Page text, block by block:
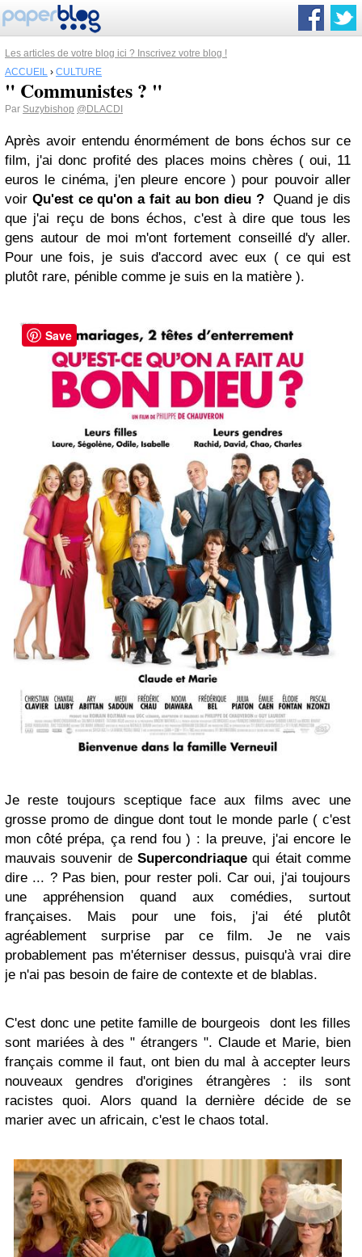
Les articles de votre blog ici ? Inscrivez votre blog !
ACCUEIL › CULTURE
" Communistes ? "
Par Suzybishop @DLACDI
Après avoir entendu énormément de bons échos sur ce
film, j'ai donc profité des places moins chères ( oui, 11
euros le cinéma, j'en pleure encore ) pour pouvoir aller
voir Qu'est ce qu'on a fait au bon dieu ? Quand je dis
que j'ai reçu de bons échos, c'est à dire que tous les
gens autour de moi m'ont fortement conseillé d'y aller.
Pour une fois, je suis d'accord avec eux ( ce qui est
plutôt rare, pénible comme je suis en la matière ).
Je reste toujours sceptique face aux films avec une
grosse promo de dingue dont tout le monde parle ( c'est
mon côté prépa, ça rend fou ) : la preuve, j'ai encore le
mauvais souvenir de Supercondriaque qui était comme
dire ... ? Pas bien, pour rester poli. Car oui, j'ai toujours
une appréhension quand aux comédies, surtout
françaises. Mais pour une fois, j'ai été plutôt
agréablement surprise par ce film. Je ne vais
probablement pas m'éterniser dessus, puisqu'à vrai dire
je n'ai pas besoin de faire de contexte et de blablas.
C'est donc une petite famille de bourgeois dont les filles
sont mariées à des " étrangers ". Claude et Marie, bien
français comme il faut, ont bien du mal à accepter leurs
nouveaux gendres d'origines étrangères : ils sont
racistes quoi. Alors quand la dernière décide de se
marier avec un africain, c'est le chaos total.
Save